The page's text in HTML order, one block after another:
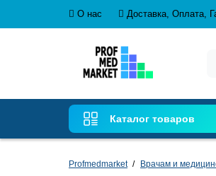
О нас Доставка, Оплата,
Каталог товаров
Profmedmarket Врачам и